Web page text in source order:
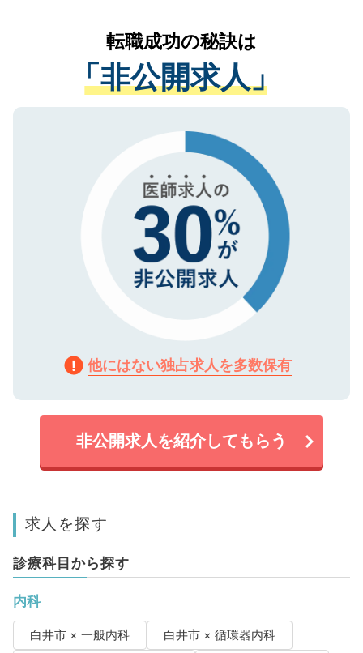
は、個人情報の取り扱いについての厳密な
管理基準を満たした事業者のみに付与され
る、プライバシーマークを取得済みです。
で、機密保持に関してもご安心ください。
かがいして、現在の医療機関の状況や紹介
経験をまじえながら、適切なアドバイスを
させていただきます。すぐにご転職をされ
ない方には、長期的なサポートが可能です
ので、まずはご登録ください。
転職成功の秘訣は
「非公開求人」
他にはない独占求人を多数保有
非公開求人を紹介してもらう
求人を探す
診療科目から探す
内科
白井市 × 一般内科
白井市 × 循環器内科